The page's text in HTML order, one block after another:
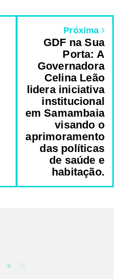
Próxima
GDF na Sua
Porta: A
Governadora
Celina Leão
lidera iniciativa
institucional
em Samambaia
visando o
aprimoramento
das políticas
de saúde e
habitação.